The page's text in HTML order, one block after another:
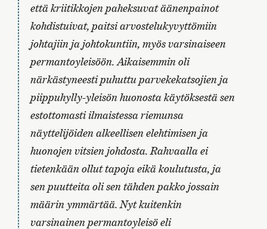
että kriitikkojen paheksuvat äänenpainot
kohdistuivat, paitsi arvostelukyvyttömiin
johtajiin ja johtokuntiin, myös varsinaiseen
permantoyleisöön. Aikaisemmin oli
närkästyneesti puhuttu parvekekatsojien ja
piippuhylly-yleisön huonosta käytöksestä sen
estottomasti ilmaistessa riemunsa
näyttelijöiden alkeellisen elehtimisen ja
huonojen vitsien johdosta. Rahvaalla ei
tietenkään ollut tapoja eikä koulutusta, ja
sen puutteita oli sen tähden pakko jossain
määrin ymmärtää. Nyt kuitenkin
varsinainen permantoyleisö eli